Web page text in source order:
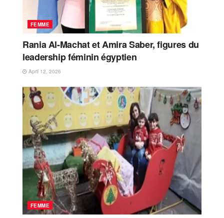
FEMME
Rania Al-Machat et Amira Saber, figures du
leadership féminin égyptien
April 12, 2026
FEMME